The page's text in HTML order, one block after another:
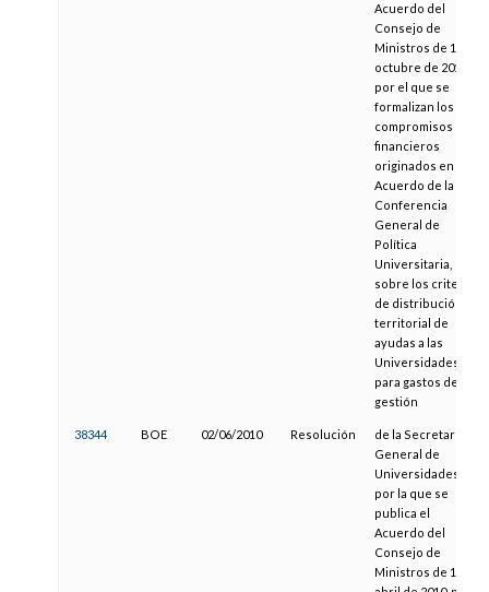
Acuerdo del
Consejo de
Ministros de 1 de
octubre de 2010,
por el que se
formalizan los
compromisos
financieros
originados en el
Acuerdo de la
Conferencia
General de
Política
Universitaria,
sobre los criterios
de distribución
territorial de
ayudas a las
Universidades
para gastos de
gestión
38344 BOE 02/06/2010 Resolución
de la Secretaría
General de
Universidades,
por la que se
publica el
Acuerdo del
Consejo de
Ministros de 16 de